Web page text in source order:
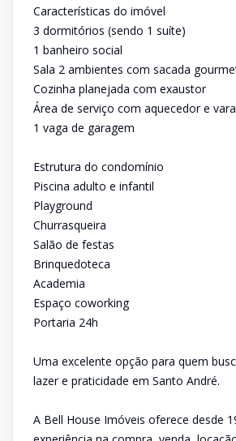
Características do imóvel
3 dormitórios (sendo 1 suíte)
1 banheiro social
Sala 2 ambientes com sacada
Cozinha planejada com exaustor
Área de serviço com aquecedor e
1 vaga de garagem
Estrutura do condomínio
Piscina adulto e infantil
Playground
Churrasqueira
Salão de festas
Brinquedoteca
Academia
Espaço coworking
Portaria 24h
Uma excelente opção para quem
lazer e praticidade em Santo André.
A Bell House Imóveis oferece desde